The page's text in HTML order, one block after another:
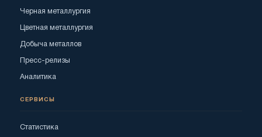
Черная металлургия
Цветная металлургия
Добыча металлов
Пресс-релизы
Аналитика
СЕРВИСЫ
Статистика